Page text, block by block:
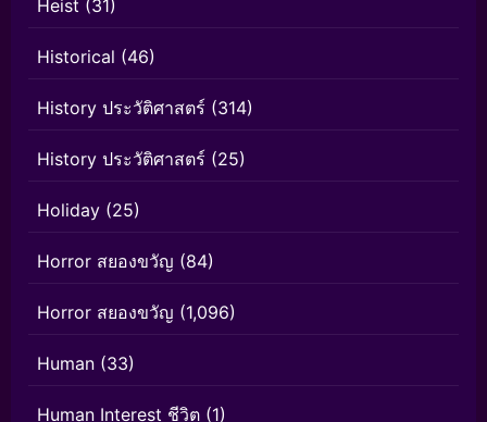
Heist (31)
Historical (46)
History ประวัติศาสตร์ (314)
History ประวัติศาสตร์ (25)
Holiday (25)
Horror สยองขวัญ (84)
Horror สยองขวัญ (1,096)
Human (33)
Human Interest ชีวิต (1)